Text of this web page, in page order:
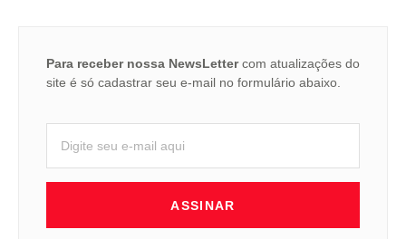
Para receber nossa NewsLettercom atualizações do
site é só cadastrar seu e-mail no formulário abaixo.
ASSINAR